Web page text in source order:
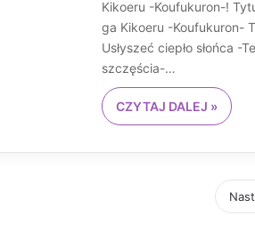
Kikoeru -Koufukuron-!
ga Kikoeru -Koufukuron-
Usłyszeć ciepło słońca -
szczęścia-…
CZYTAJ DALEJ »